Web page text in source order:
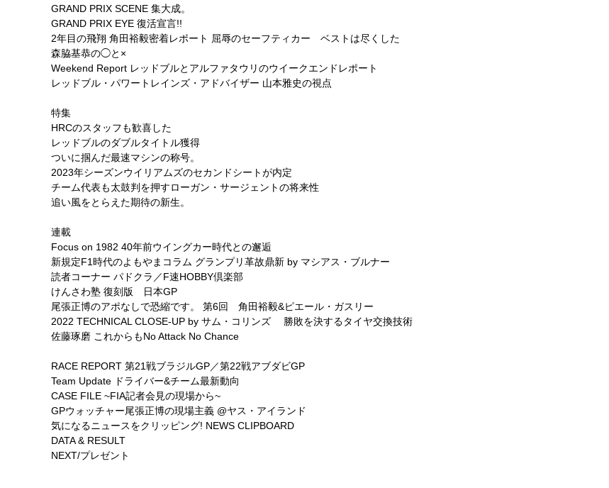
GRAND PRIX SCENE 集大成。
GRAND PRIX EYE 復活宣言!!
2年目の飛翔 角田裕毅密着レポート 屈辱のセーフティカー ベストは尽くした
森脇基恭の◯と×
Weekend Report レッドブルとアルファタウリのウイークエンドレポート
レッドブル・パワートレインズ・アドバイザー 山本雅史の視点
特集
HRCのスタッフも歓喜した
レッドブルのダブルタイトル獲得
ついに掴んだ最速マシンの称号。
2023年シーズンウイリアムズのセカンドシートが内定
チーム代表も太鼓判を押すローガン・サージェントの将来性
追い風をとらえた期待の新生。
連載
Focus on 1982 40年前ウイングカー時代との邂逅
新規定F1時代のよもやまコラム グランプリ革故鼎新 by マシアス・ブルナー
読者コーナー パドクラ／F速HOBBY倶楽部
けんさわ塾 復刻版 日本GP
尾張正博のアポなしで恐縮です。 第6回 角田裕毅&ピエール・ガスリー
2022 TECHNICAL CLOSE-UP by サム・コリンズ 勝敗を決するタイヤ交換技術
佐藤琢磨 これからもNo Attack No Chance
RACE REPORT 第21戦ブラジルGP／第22戦アブダビGP
Team Update ドライバー&チーム最新動向
CASE FILE ~FIA記者会見の現場から~
GPウォッチャー尾張正博の現場主義 @ヤス・アイランド
気になるニュースをクリッピング! NEWS CLIPBOARD
DATA & RESULT
NEXT/プレゼント